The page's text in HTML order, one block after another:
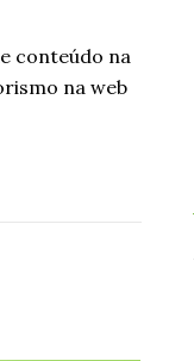
conteúdo na
na web